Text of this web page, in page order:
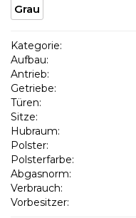
Grau
Kategorie:
Aufbau:
Antrieb:
Getriebe:
Türen:
Sitze:
Hubraum:
Polster:
Polsterfarbe:
Abgasnorm:
Verbrauch:
Vorbesitzer: